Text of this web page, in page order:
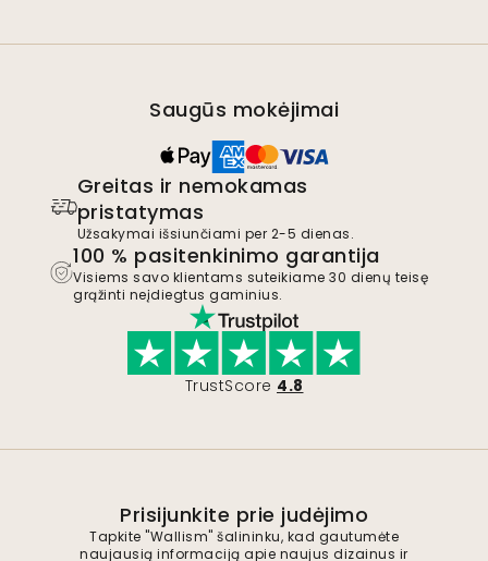
Saugūs mokėjimai
Greitas ir nemokamas
pristatymas
Užsakymai išsiunčiami per 2-5 dienas.
100 % pasitenkinimo garantija
Visiems savo klientams suteikiame 30 dienų teisę
grąžinti neįdiegtus gaminius.
TrustScore 4.8
Prisijunkite prie judėjimo
Tapkite "Wallism" šalininku, kad gautumėte
naujausią informaciją apie naujus dizainus ir